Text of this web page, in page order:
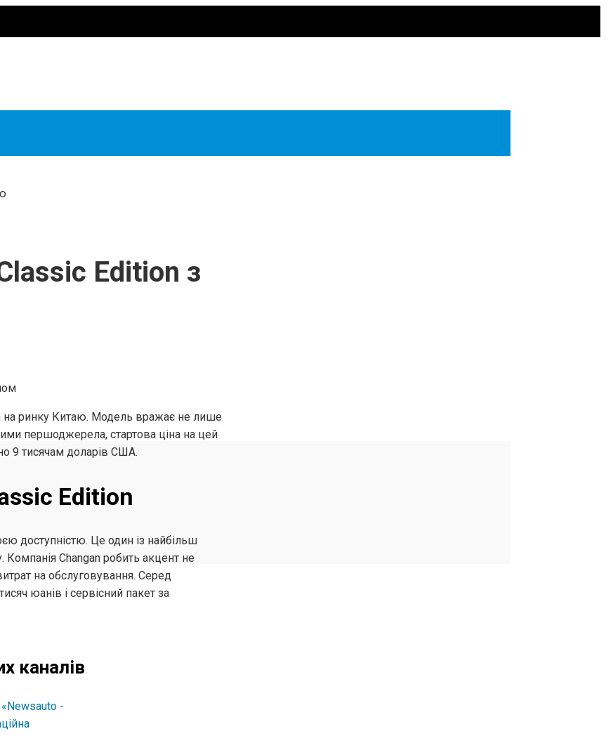
Edition з
на ринку Китаю. Модель вражає не лише
першоджерела, стартова ціна на цей
9 тисячам доларів США.
Edition
доступністю. Це один із найбільш
Changan робить акцент не
на обслуговування. Серед
юанів і сервісний пакет за
каналів